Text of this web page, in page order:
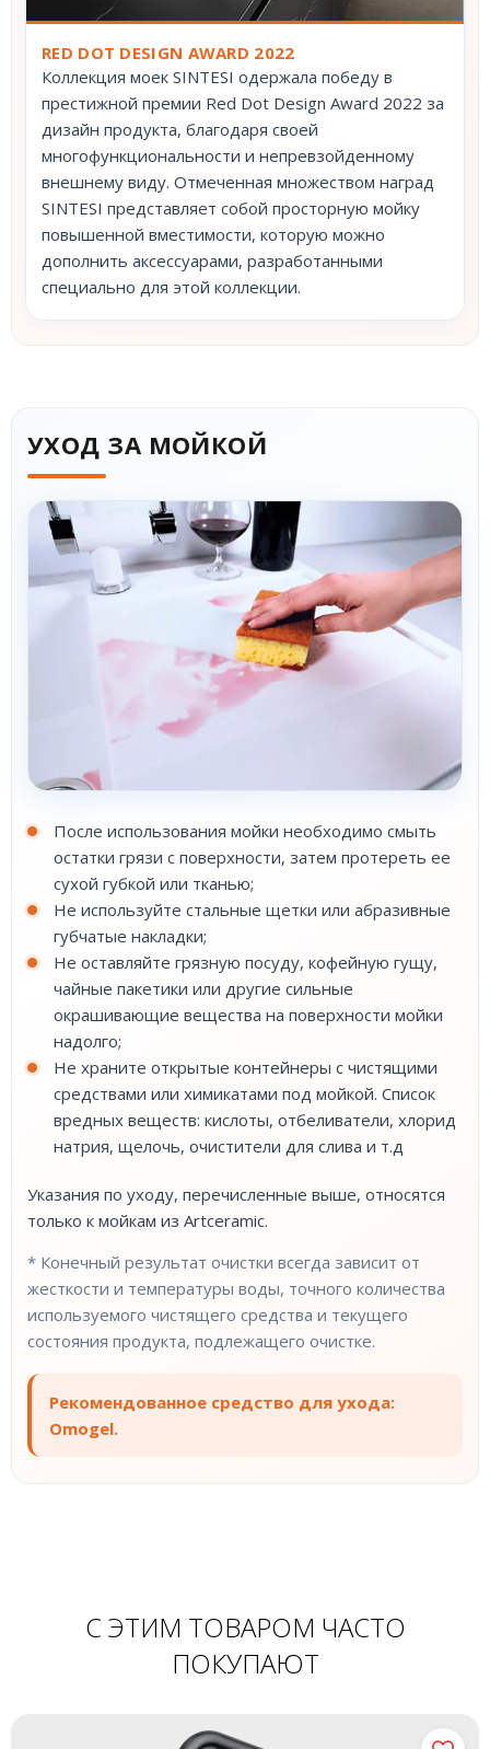
RED DOT DESIGN AWARD 2022
Коллекция моек SINTESI одержала победу в
престижной премии Red Dot Design Award 2022 за
дизайн продукта, благодаря своей
многофункциональности и непревзойденному
внешнему виду. Отмеченная множеством наград
SINTESI представляет собой просторную мойку
повышенной вместимости, которую можно
дополнить аксессуарами, разработанными
специально для этой коллекции.
УХОД ЗА МОЙКОЙ
После использования мойки необходимо смыть
остатки грязи с поверхности, затем протереть ее
сухой губкой или тканью;
Не используйте стальные щетки или абразивные
губчатые накладки;
Не оставляйте грязную посуду, кофейную гущу,
чайные пакетики или другие сильные
окрашивающие вещества на поверхности мойки
надолго;
Не храните открытые контейнеры с чистящими
средствами или химикатами под мойкой. Список
вредных веществ: кислоты, отбеливатели, хлорид
натрия, щелочь, очистители для слива и т.д
Указания по уходу, перечисленные выше, относятся
только к мойкам из Artceramic.
* Конечный результат очистки всегда зависит от
жесткости и температуры воды, точного количества
используемого чистящего средства и текущего
состояния продукта, подлежащего очистке.
Рекомендованное средство для ухода:
Omogel.
С ЭТИМ ТОВАРОМ ЧАСТО
ПОКУПАЮТ